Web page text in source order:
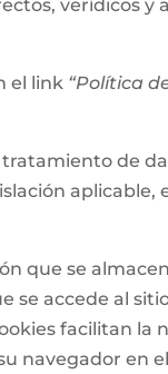
verídicos y
el link “Política
de
aplicable,
que se
se accede al
facilitan la
navegador en